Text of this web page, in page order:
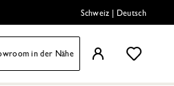
Schweiz Deutsch
in der Nähe